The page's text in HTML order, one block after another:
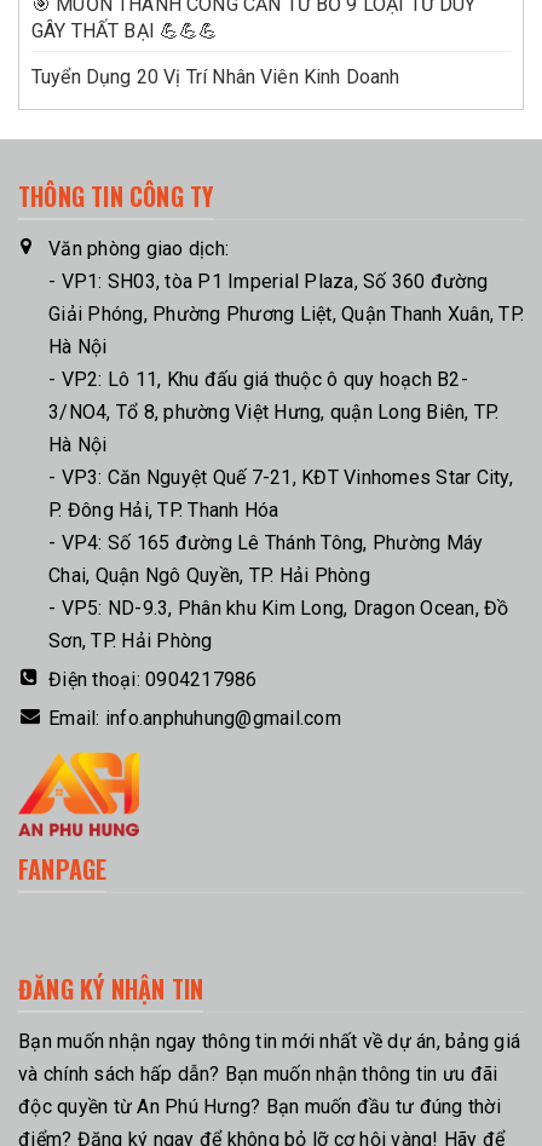
GÂY THẤT BẠI 💪💪💪
Tuyển Dụng 20 Vị Trí Nhân Viên Kinh Doanh
THÔNG TIN CÔNG TY
Văn phòng giao dịch:
- VP1: SH03, tòa P1 Imperial Plaza, Số 360 đường
Giải Phóng, Phường Phương Liệt, Quận Thanh Xuân, TP.
Hà Nội
- VP2: Lô 11, Khu đấu giá thuộc ô quy hoạch B2-
3/NO4, Tổ 8, phường Việt Hưng, quận Long Biên, TP.
Hà Nội
- VP3: Căn Nguyệt Quế 7-21, KĐT Vinhomes Star City,
P. Đông Hải, TP. Thanh Hóa
- VP4: Số 165 đường Lê Thánh Tông, Phường Máy
Chai, Quận Ngô Quyền, TP. Hải Phòng
- VP5: ND-9.3, Phân khu Kim Long, Dragon Ocean, Đồ
Sơn, TP. Hải Phòng
Điện thoại: 0904217986
Email: info.anphuhung@gmail.com
FANPAGE
ĐĂNG KÝ NHẬN TIN
Bạn muốn nhận ngay thông tin mới nhất về dự án, bảng giá
và chính sách hấp dẫn? Bạn muốn nhận thông tin ưu đãi
độc quyền từ An Phú Hưng? Bạn muốn đầu tư đúng thời
điểm? Đăng ký ngay để không bỏ lỡ cơ hội vàng! Hãy để